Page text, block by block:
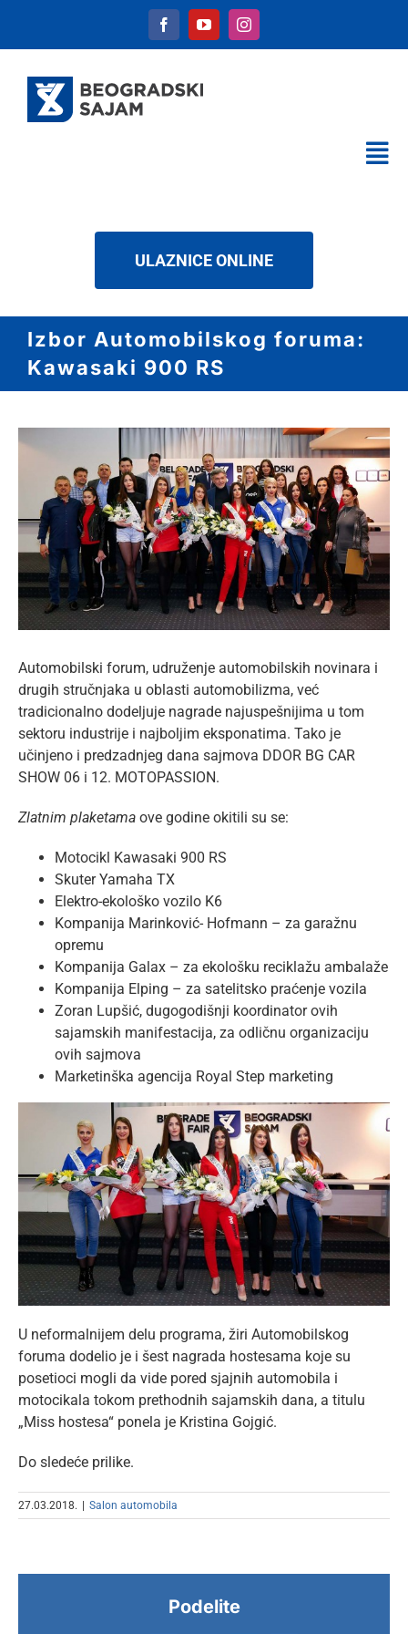
content
USLUGE
DOWNLOAD
ULAZNICE ONLINE
Izbor Automobilskog foruma:
Kawasaki 900 RS
View
Image
Automobilski forum, udruženje automobilskih novinara i
drugih stručnjaka u oblasti automobilizma, već
tradicionalno dodeljuje nagrade najuspešnijima u tom
sektoru industrije i najboljim eksponatima. Tako je
učinjeno i predzadnjeg dana sajmova DDOR BG CAR
SHOW 06 i 12. MOTOPASSION.
Zlatnim plaketama ove godine okitili su se:
Motocikl Kawasaki 900 RS
Skuter Yamaha TX
Elektro-ekološko vozilo K6
Kompanija Marinković- Hofmann – za garažnu
opremu
Kompanija Galax – za ekološku reciklažu ambalaže
Kompanija Elping – za satelitsko praćenje vozila
Zoran Lupšić, dugogodišnji koordinator ovih
sajamskih manifestacija, za odličnu organizaciju
ovih sajmova
Marketinška agencija Royal Step marketing
U neformalnijem delu programa, žiri Automobilskog
foruma dodelio je i šest nagrada hostesama koje su
posetioci mogli da vide pored sjajnih automobila i
motocikala tokom prethodnih sajamskih dana, a titulu
„Miss hostesa“ ponela je Kristina Gojgić.
Do sledeće prilike.
27.03.2018. | Salon automobila
Podelite